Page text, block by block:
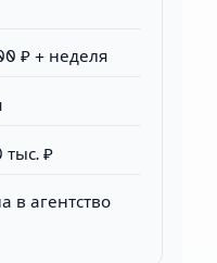
₽ + неделя
₽
в агентство